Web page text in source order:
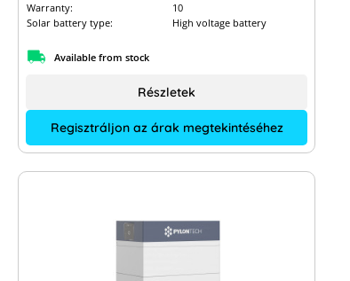
Warranty:
10
Solar battery type:
High voltage battery
Available from stock
Regisztráljon az árak megtekintéséhez
Részletek